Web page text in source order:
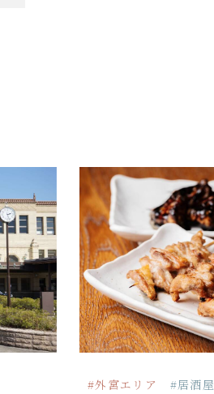
#外宮エリア #居酒屋